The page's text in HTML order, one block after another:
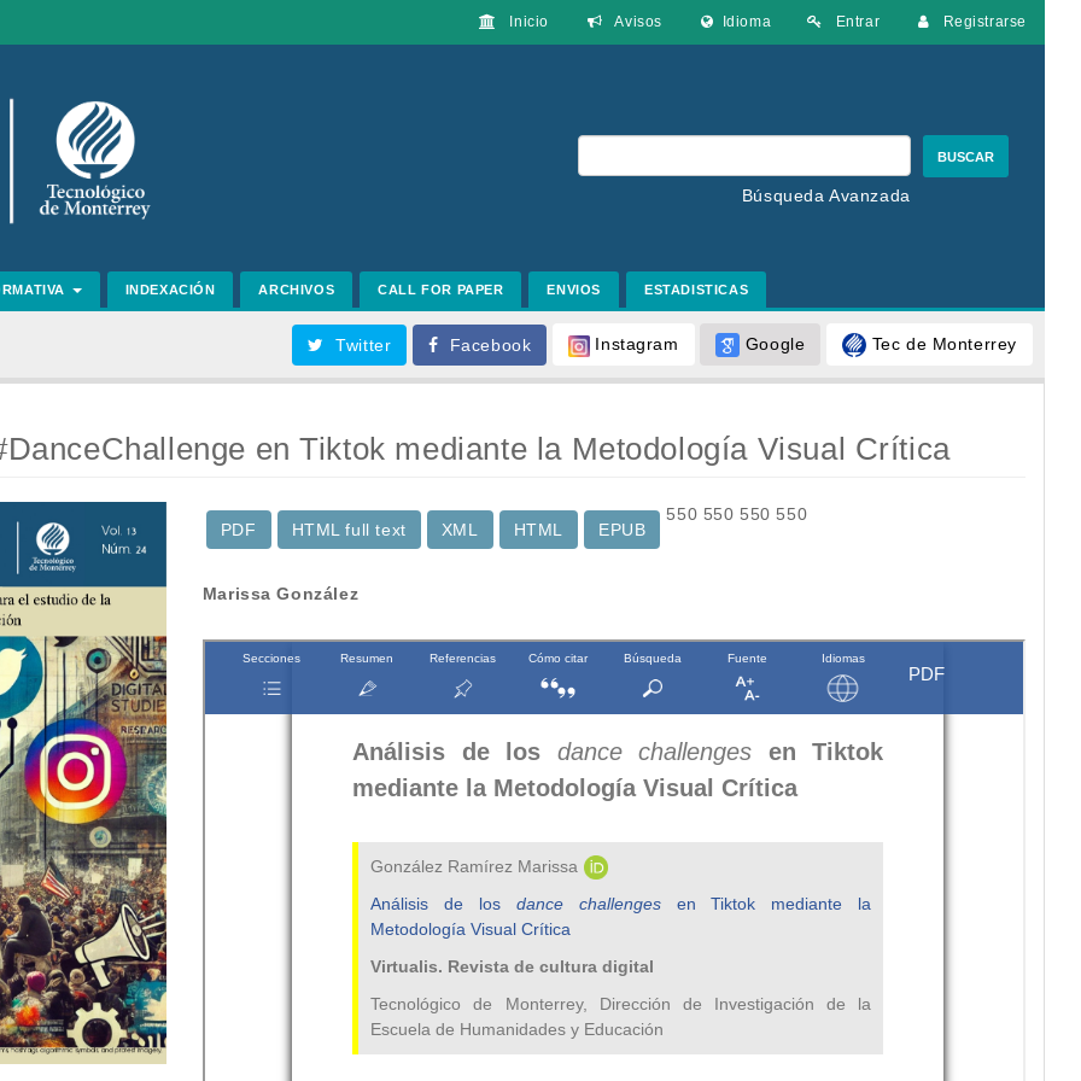
Entrar Registrarse
Inicio Avisos Idioma
BUSCAR
Búsqueda Avanzada
INDEXACIÓN ARCHIVOS CALL FOR PAPER ENVIOS ESTADISTICAS
Twitter Facebook Instagram Google Tec de Monterrey
en Tiktok mediante la Metodología Visual Crítica
550
PDF
550
HTML full text
XML
550
HTML
550
EPUB
Contenido
principal
artículo
Marissa González